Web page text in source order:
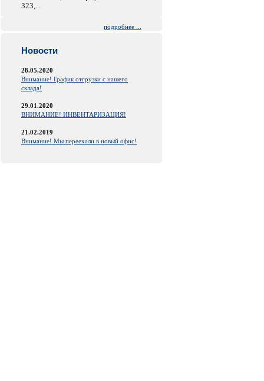
323,...
подробнее ...
Новости
28.05.2020
Внимание! График отгрузки с нашего
склада!
29.01.2020
ВНИМАНИЕ! ИНВЕНТАРИЗАЦИЯ!
21.02.2019
Внимание! Мы переехали в новый офис!